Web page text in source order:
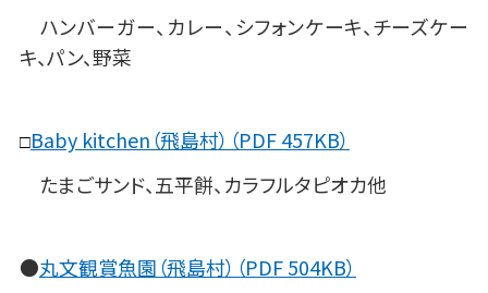
ハンバーガー、カレー、シフォンケーキ、チーズケー
キ、パン、野菜
□Baby kitchen（飛島村）（PDF 457KB）
たまごサンド、五平餅、カラフルタピオカ他
●丸文観賞魚園（飛島村）（PDF 504KB）